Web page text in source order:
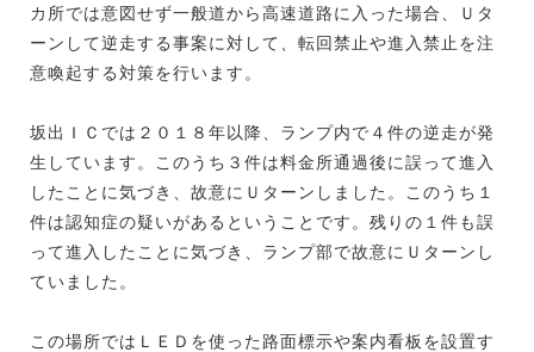
カ所では意図せず一般道から高速道路に入った場合、Ｕタ
ーンして逆走する事案に対して、転回禁止や進入禁止を注
意喚起する対策を行います。
坂出ＩＣでは２０１８年以降、ランプ内で４件の逆走が発
生しています。このうち３件は料金所通過後に誤って進入
したことに気づき、故意にＵターンしました。このうち１
件は認知症の疑いがあるということです。残りの１件も誤
って進入したことに気づき、ランプ部で故意にＵターンし
ていました。
この場所ではＬＥＤを使った路面標示や案内看板を設置す